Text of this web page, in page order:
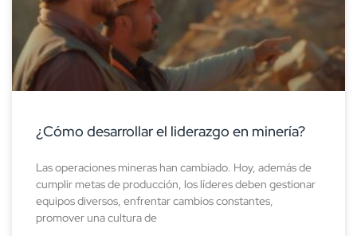
¿Cómo desarrollar el liderazgo en minería?
Las operaciones mineras han cambiado. Hoy, además de
cumplir metas de producción, los líderes deben gestionar
equipos diversos, enfrentar cambios constantes,
promover una cultura de